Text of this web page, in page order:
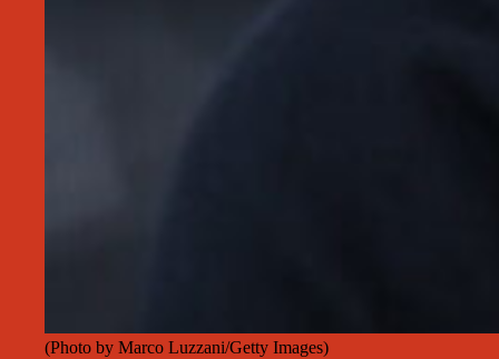
(Photo by Marco Luzzani/Getty Images)